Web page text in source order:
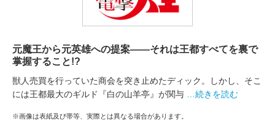
元魔王から元英雄への提案――それは王都すべてを裏で
掌握すること!?
獣人売買を行っていた商会を突き止めたディック。しかし、そこ
には王都最大のギルド『白の山羊亭』が関与
…続きを読む
※画像は表紙及び帯等、実際とは異なる場合があります。